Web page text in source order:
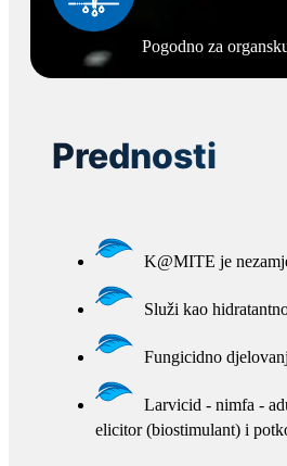
Pogodno za
Prednosti
K@MITE je
Služi kao
Fungicidno
Larvicid - nimfa -
elicitor (biostimulant) i